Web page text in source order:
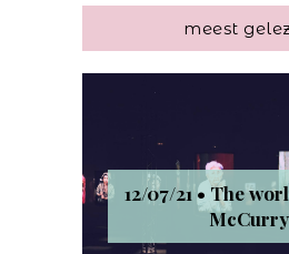
meest
12/07/21 • The
McCurry